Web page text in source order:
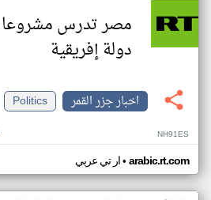
مصر تدرس مشروعا
دولة إفريقية
اخبار جزر القمر
Politics
NH91ES
ار تي عربي• arabic.rt.com